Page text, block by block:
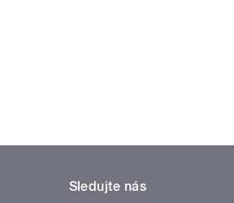
Sledujte nás